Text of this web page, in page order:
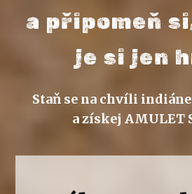
a připomeň
je si jen
Staň se na chvíli
a získej AMULET